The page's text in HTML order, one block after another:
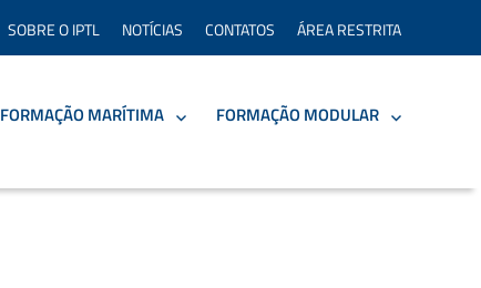
SOBRE O IPTL NOTÍCIAS CONTATOS ÁREA RESTRITA
FORMAÇÃO MARÍTIMA FORMAÇÃO MODULAR